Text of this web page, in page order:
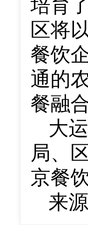
培育
区将
餐饮
通的
餐融
大
局、
京餐
来